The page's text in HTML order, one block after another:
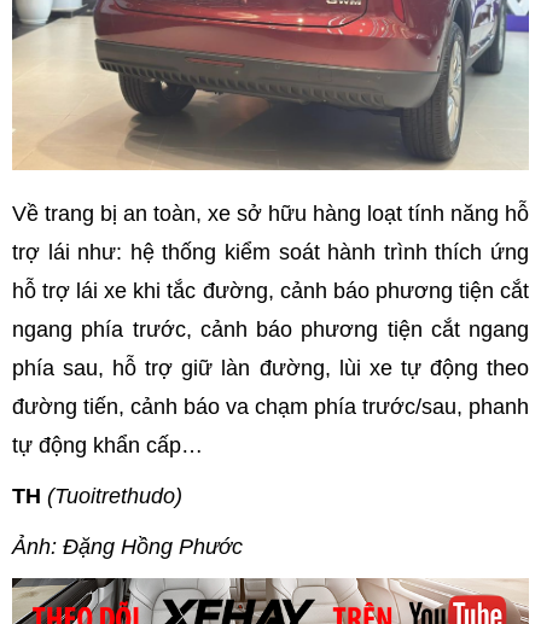
Về trang bị an toàn, xe sở hữu hàng loạt tính năng hỗ
trợ lái như: hệ thống kiểm soát hành trình thích ứng
hỗ trợ lái xe khi tắc đường, cảnh báo phương tiện cắt
ngang phía trước, cảnh báo phương tiện cắt ngang
phía sau, hỗ trợ giữ làn đường, lùi xe tự động theo
đường tiến, cảnh báo va chạm phía trước/sau, phanh
tự động khẩn cấp…
TH (Tuoitrethudo)
Ảnh: Đặng Hồng Phước